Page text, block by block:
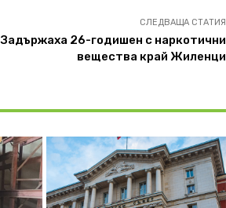
СЛЕДВАЩА СТАТИЯ
Задържаха 26-годишен с наркотични
вещества край Жиленци